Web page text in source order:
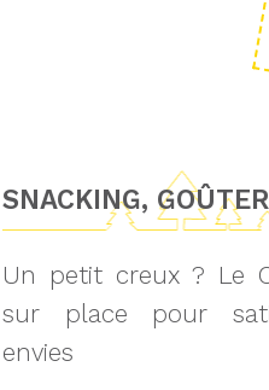
SNACKING, GOÛTER
Un petit creux ? Le
sur place pour
envies